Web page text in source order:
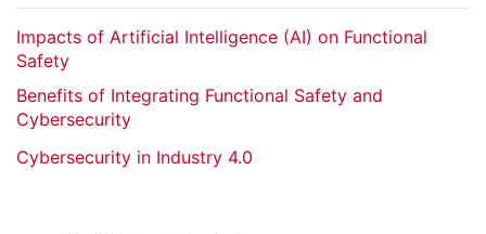
Impacts of Artificial Intelligence (AI) on Functional
Safety
Benefits of Integrating Functional Safety and
Cybersecurity
Cybersecurity in Industry 4.0